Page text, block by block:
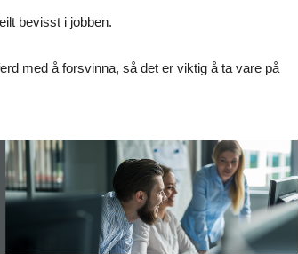
bevisst i jobben.
med å forsvinna, så det er viktig å ta vare på